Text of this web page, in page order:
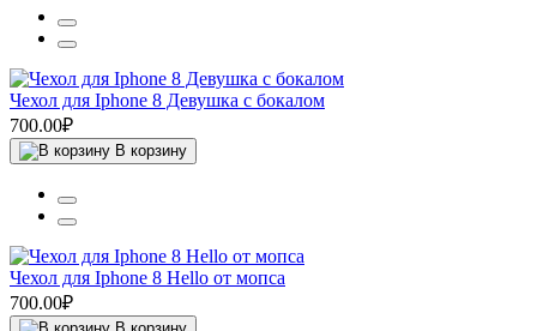
Чехол для Iphone 8 Девушка с бокалом
700.00₽
В корзину
Чехол для Iphone 8 Hello от мопса
700.00₽